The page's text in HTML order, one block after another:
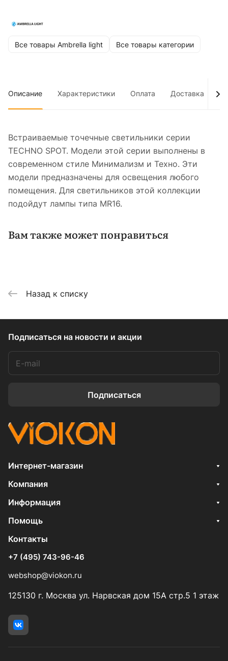
Все товары Ambrella light Все товары категории
Описание Характеристики Оплата Доставка
Встраиваемые точечные светильники серии
TECHNO SPOT. Модели этой серии выполнены в
современном стиле Минимализм и Техно. Эти
модели предназначены для освещения любого
помещения. Для светильников этой коллекции
подойдут лампы типа MR16.
Вам также может понравиться
Назад к списку
Подписаться на новости и акции
Подписаться
Интернет-магазин
Компания
Информация
Помощь
Контакты
+7 (495) 743-96-46
webshop@viokon.ru
125130 г. Москва ул. Нарвская дом 15А стр.5 1 этаж